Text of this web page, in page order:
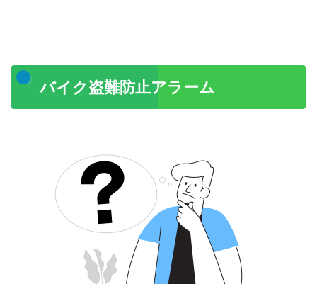
バイク盗難防止アラーム